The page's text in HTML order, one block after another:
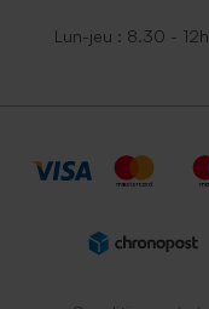
Lun-jeu : 8.30 -